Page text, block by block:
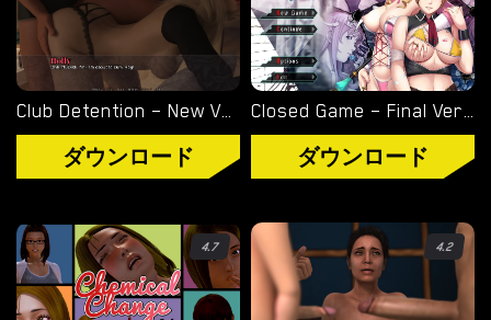
を
ダ
ン
ロ
ダウンロード
Club Detention – New Version 0.067 [Yorma86]
ダウンロード
Closed Game – Final Version (Full Game) [Empress]
ダウンロード
4.7 4.2